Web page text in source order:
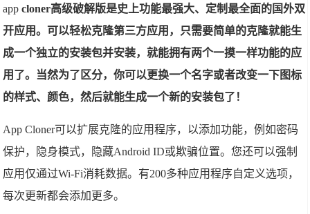
appcloner高级破解版是史上功能最强大、定制最全面的国外双
开应用。可以轻松克隆第三方应用，只需要简单的克隆就能生
成一个独立的安装包并安装，就能拥有两个一摸一样功能的应
用了。当然为了区分，你可以更换一个名字或者改变一下图标
的样式、颜色，然后就能生成一个新的安装包了！
App Cloner可以扩展克隆的应用程序，以添加功能，例如密码
保护，隐身模式，隐藏Android ID或欺骗位置。您还可以强制
应用仅通过Wi-Fi消耗数据。有200多种应用程序自定义选项，
每次更新都会添加更多。